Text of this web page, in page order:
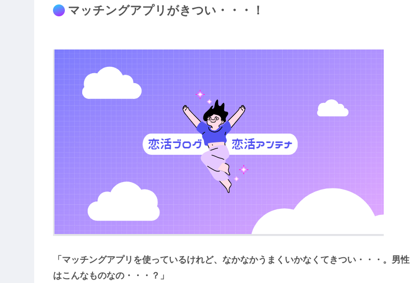
マッチングアプリがきつい・・・！
「マッチングアプリを使っているけれど、なかなかうまくいかなくてきつい・・・。男性
はこんなものなの・・・？」